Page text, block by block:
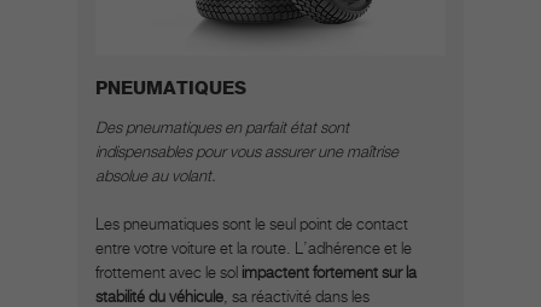
PNEUMATIQUES
Des pneumatiques en parfait état sont
indispensables pour vous assurer une maîtrise
absolue au volant.
Les pneumatiques sont le seul point de contact
entre votre voiture et la route. L’adhérence et le
frottement avec le sol impactent fortement sur la
stabilité du véhicule, sa réactivité dans les